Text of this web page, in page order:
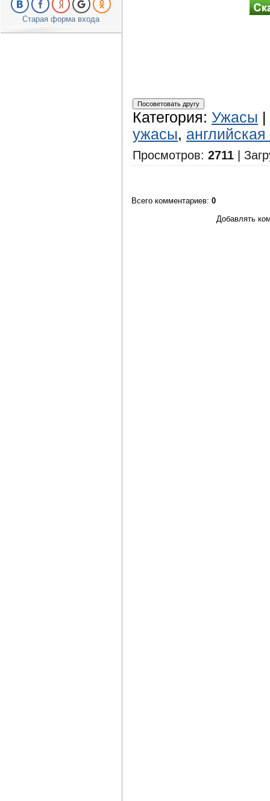
Старая форма входа
Категория: Ужасы
ужасы,
Просмотров: 2711
Всего комментариев: 0
Добавлять